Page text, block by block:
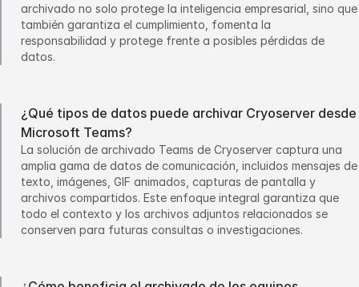
archivado no solo protege la inteligencia empresarial, sino que
también garantiza el cumplimiento, fomenta la
responsabilidad y protege frente a posibles pérdidas de
datos.
¿Qué tipos de datos puede archivar Cryoserver desde
Microsoft Teams?
La solución de archivado Teams de Cryoserver captura una
amplia gama de datos de comunicación, incluidos mensajes de
texto, imágenes, GIF animados, capturas de pantalla y
archivos compartidos. Este enfoque integral garantiza que
todo el contexto y los archivos adjuntos relacionados se
conserven para futuras consultas o investigaciones.